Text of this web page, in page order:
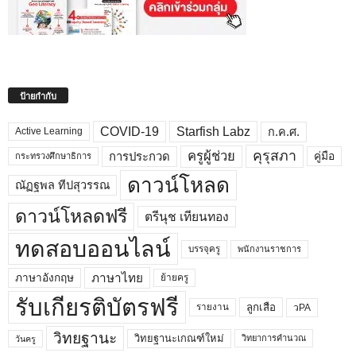
ป้ายกำกับ
Active Learning COVID-19 Starfish Labz ก.ค.ศ.
กระทรวงศึกษาธิการ การประกวด ครูผู้ช่วย คุรุสภา คู่มือ
ณัฏฐพล ทีปสุวรรณ ดาวน์โหลด
ดาวน์โหลดฟรี ตรีนุช เทียนทอง
ทดสอบออนไลน์ บรรจุครู พนักงานราชการ
ภาษาอังกฤษ ภาษาไทย ย้ายครู
รับเกียรติบัตรฟรี รายงาน ลูกเสือ วPA
วันครู วิทยฐานะ วิทยฐานะเกณฑ์ใหม่ วิทยาการคำนวณ